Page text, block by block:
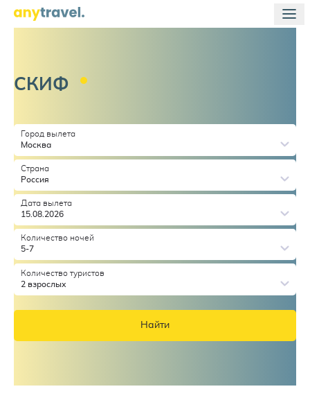
СКИФ
Город вылета
Москва
Страна
Россия
Дата вылета
15.08.2026
Количество ночей
5-7
Количество туристов
2 взрослых
Найти